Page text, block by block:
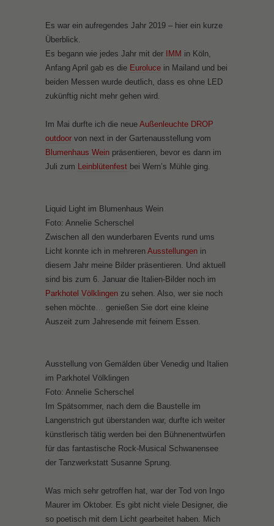
Es war ein aufregendes Jahr 2019 – hier ein kurze
Überblick.
Es begann wie jedes Jahr mit der
IMM in Köln,
Anfang April gab es die Euroluce in Mailand und bei
beiden Messen wurde deutlich, dass es ohne LED
zukünftig nicht mehr gehen wird.
Im Mai durfte ich die neue Außenleuchte DROP
outdoor von next in der Gartenausstellung vom
Blumenhaus Wein präsentieren, bevor es dann im
Juli zum
Leinblütenfest bei Wern’s Mühle ging.
Liquid Light im Blumenhaus Wein
Foto: Annelie Scherschel
Zwischen all den wunderbaren Events rund ums
Licht konnte ich in mehreren Ausstellungen in
diesem Jahr meine Bilder präsentieren. Und aktuell
sind bis zum 6. Januar die Italien-Bilder noch im
Parkhotel Völklingen zu sehen. Also, wer sie noch
sehen möchte… genießen Sie dort eine kleine
Auszeit zum Jahresende mit feinem Essen.
Ausstellung von Gemälden über Venedig und Italien
im Parkhotel Völklingen
Foto: Annelie Scherschel
Im Spätsommer, nach dem die Baustelle im
Langenstrich gut überstanden war, durfte ich weiter
künstlerisch tätig werden bei den Bühnenentwürfen
für das fantastische Rock-Musical Schwanensee
der Tanzwerkstatt Susanne Sprung.
Was mich sehr getroffen hat, war der Tod von Ingo
Maurer im Oktober. Es gibt nicht viele Designer, die
so poetisch mit dem Licht gearbeitet haben. Mich